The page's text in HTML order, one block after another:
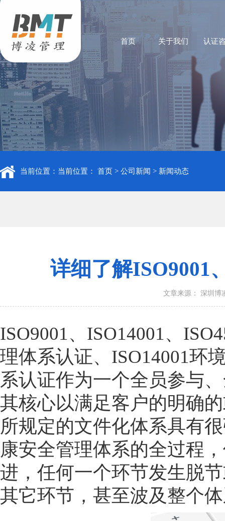
首页 关于我们 认证
当前位置：当前位置： 首页 > 公司新闻 > 新闻动态
详细了解ISO9001
文章来源： 深圳博
ISO9001、ISO14001、
理体系认证、ISO14001环
系认证作为一个全员参与
其核心以满足客户的明确
所规定的文件化体系具有
康安全管理体系的全过程
进，任何一个环节发生脱
其它环节，甚至波及整个